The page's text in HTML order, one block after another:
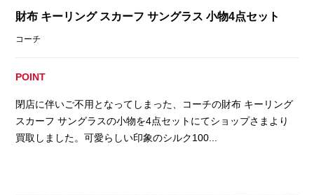
財布 キーリング スカーフ サングラス 小物4点セット
コーチ
POINT
閉店に伴いご不用となってしまった、コーチの財布 キーリング
スカーフ サングラスの小物を4点セットにてショップさまより
買取しました。可愛らしい印象のシルク100...